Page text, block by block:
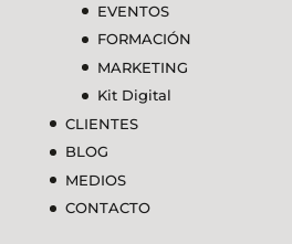
EVENTOS
FORMACIÓN
MARKETING
Kit Digital
CLIENTES
BLOG
MEDIOS
CONTACTO